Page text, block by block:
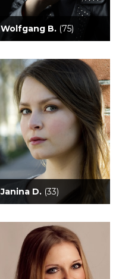
Wolfgang B. (75)
Janina D. (33)